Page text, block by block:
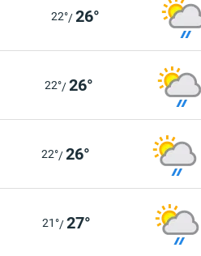
22°/26°
22°/26°
22°/26°
21°/27°